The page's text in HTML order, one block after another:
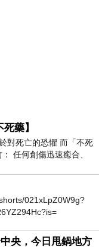
藥】
對死亡的恐懼 而「不死
任何創傷迅速癒合、
021xLpZ0W9g?
央，今日甩鍋地方